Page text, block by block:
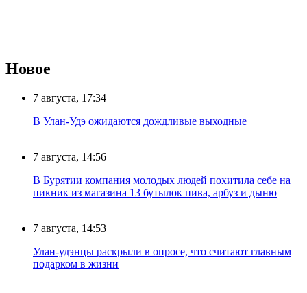
Новое
7 августа, 17:34
В Улан-Удэ ожидаются дождливые выходные
7 августа, 14:56
В Бурятии компания молодых людей похитила себе на
пикник из магазина 13 бутылок пива, арбуз и дыню
7 августа, 14:53
Улан-удэнцы раскрыли в опросе, что считают главным
подарком в жизни